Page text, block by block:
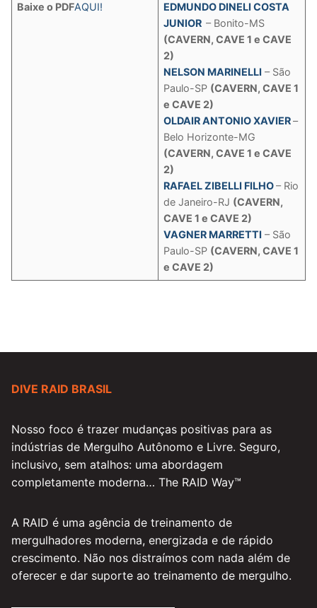
Baixe o PDFAQUI!
EDMUNDO DINELI COSTA
JUNIOR – Bonito-MS
(CAVERN, CAVE 1 e CAVE
2)
NELSON MARINELLI – São
Paulo-SP (CAVERN, CAVE 1
e CAVE 2)
OLDAIR ANTONIO XAVIER–
Belo Horizonte-MG
(CAVERN, CAVE 1 e CAVE
2)
RAFAEL ZIBELLI FILHO– Rio
de Janeiro-RJ (CAVERN,
CAVE 1 e CAVE 2)
VAGNER MARRETTI – São
Paulo-SP (CAVERN, CAVE 1
e CAVE 2)
DIVE RAID BRASIL
Nosso foco é trazer mudanças positivas para as
indústrias de Mergulho Autônomo e Livre. Seguro,
inclusivo, sem atalhos: uma abordagem
completamente moderna… The RAID Way™
A RAID é uma agência de treinamento de
mergulhadores moderna, energizada e de rápido
crescimento. Não nos distraímos com nada além de
oferecer e dar suporte ao treinamento de mergulho.